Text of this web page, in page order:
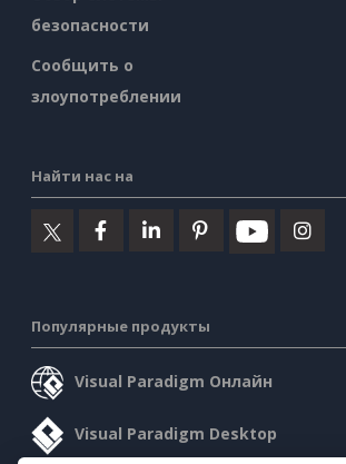
безопасности
Сообщить о
злоупотреблении
Найти нас на
Популярные продукты
Visual Paradigm Онлайн
Visual Paradigm Desktop